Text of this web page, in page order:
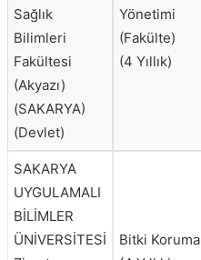
Sağlık
Bilimleri
Fakültesi
(Akyazı)
(SAKARYA)
(Devlet)
Yönetimi
(Fakülte)
(4 Yıllık)
SAKARYA
UYGULAMALI
BİLİMLER
ÜNİVERSİTESİ
Bitki Koruma